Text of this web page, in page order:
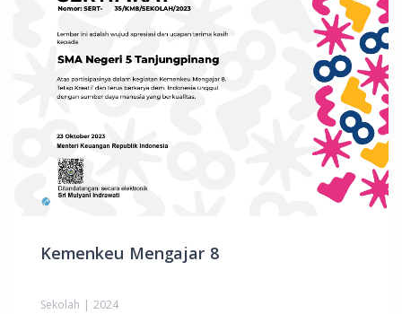
Kemenkeu Mengajar 8
Sekolah | 2024